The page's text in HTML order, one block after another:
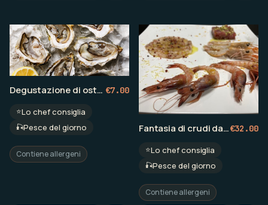
Degustazione di ostriche pregiate: Belon, Pousse en Claire, Fine Vert... €7.00
⭐Lo chef consiglia
🎣Pesce del giorno
Contiene allergeni
Fantasia di crudi dal mare€32.00
⭐Lo chef consiglia
🎣Pesce del giorno
Contiene allergeni